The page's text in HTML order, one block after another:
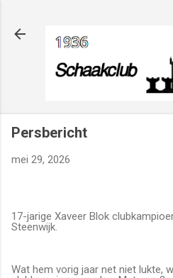
Persbericht
mei 29, 2026
17-jarige Xaveer Blok
Steenwijk.
Wat hem vorig jaar net niet lukte,